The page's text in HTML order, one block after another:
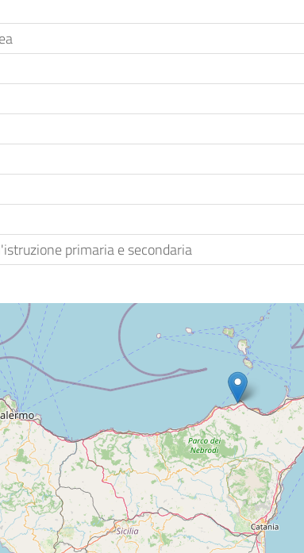
primaria e secondaria